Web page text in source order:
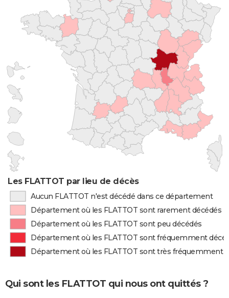
Les FLATTOT par lieu de décès
Aucun FLATTOT n'est décédé dans ce département
Département où les FLATTOT sont rarement décédés
Département où les FLATTOT sont peu décédés
Département où les FLATTOT sont fréquemment
Département où les FLATTOT sont très fréquemment
Qui sont les FLATTOT qui nous ont quittés ?